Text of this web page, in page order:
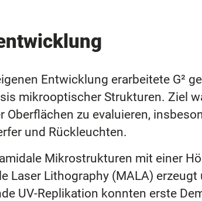
Entwicklung erarbeitete G²
mikrooptischer Strukturen. Ziel
Oberflächen zu evaluieren,
und Rückleuchten.
Mikrostrukturen mit einer
Laser Lithography (MALA)
UV-Replikation konnten erste